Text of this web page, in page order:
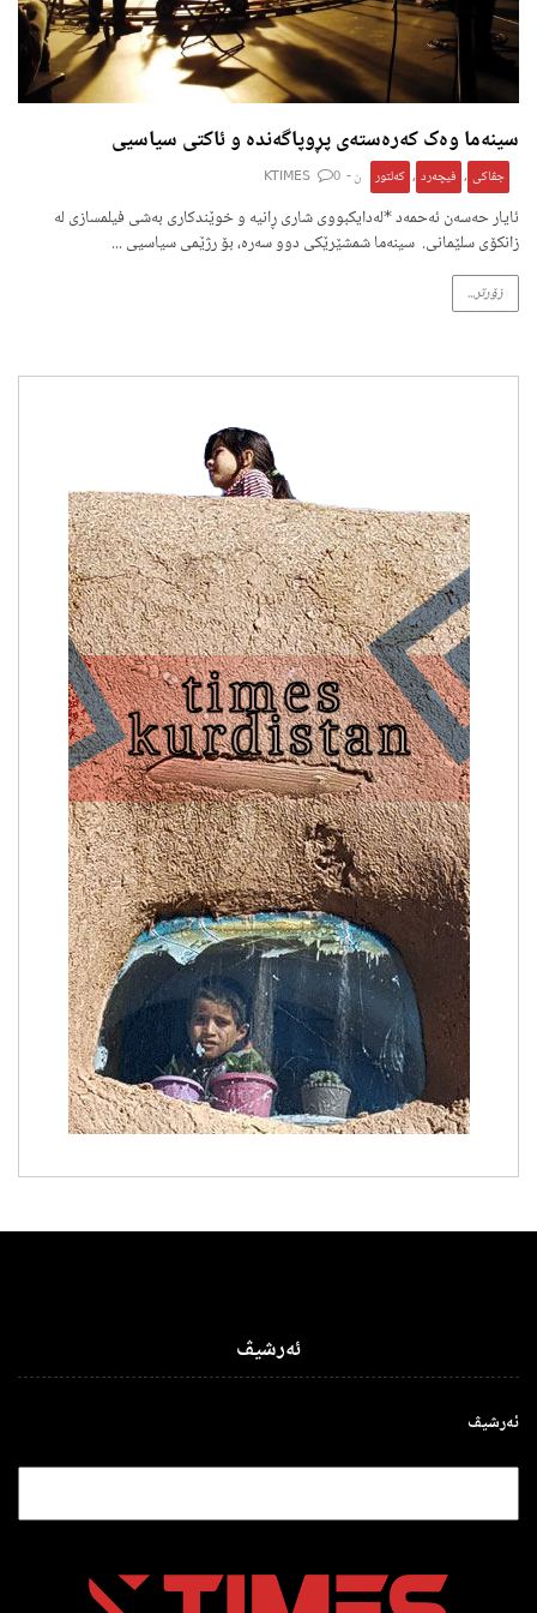
سینەما وەک کەرەستەی پڕوپاگەندە و ئاکتی سیاسیی
جڤاکی , فیچەرد , کەلتور ن - KTIMES 0
ئایار حەسەن ئەحمەد *لەدایکبووی شاری ڕانیە و خوێندکاری بەشی فیلمسازی لە
زانکۆی سلێمانی. سینەما شمشێرێکی دوو سەرە، بۆ رژێمی سیاسیی ...
زۆرتر...
ئەرشیڤ
ئەرشیڤ